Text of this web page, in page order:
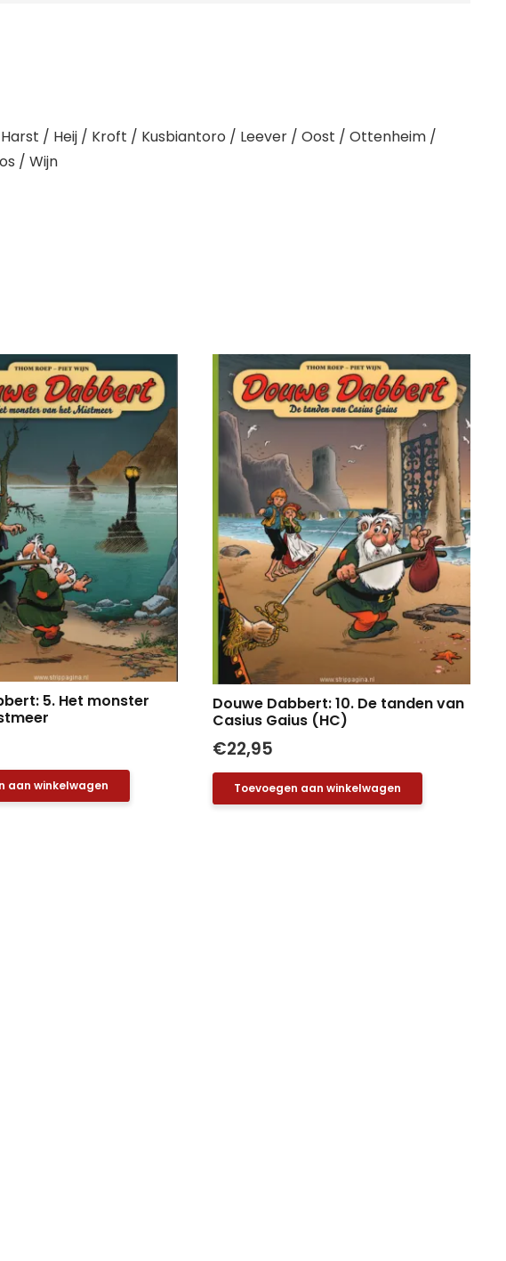
/ Heij / Kroft / Kusbiantoro / Leever / Oost / Ottenheim /
/ Wijn
5. Het monster
aan winkelwagen
Douwe Dabbert: 10. De tanden van
Casius Gaius (HC)
€22,95
Toevoegen aan winkelwagen